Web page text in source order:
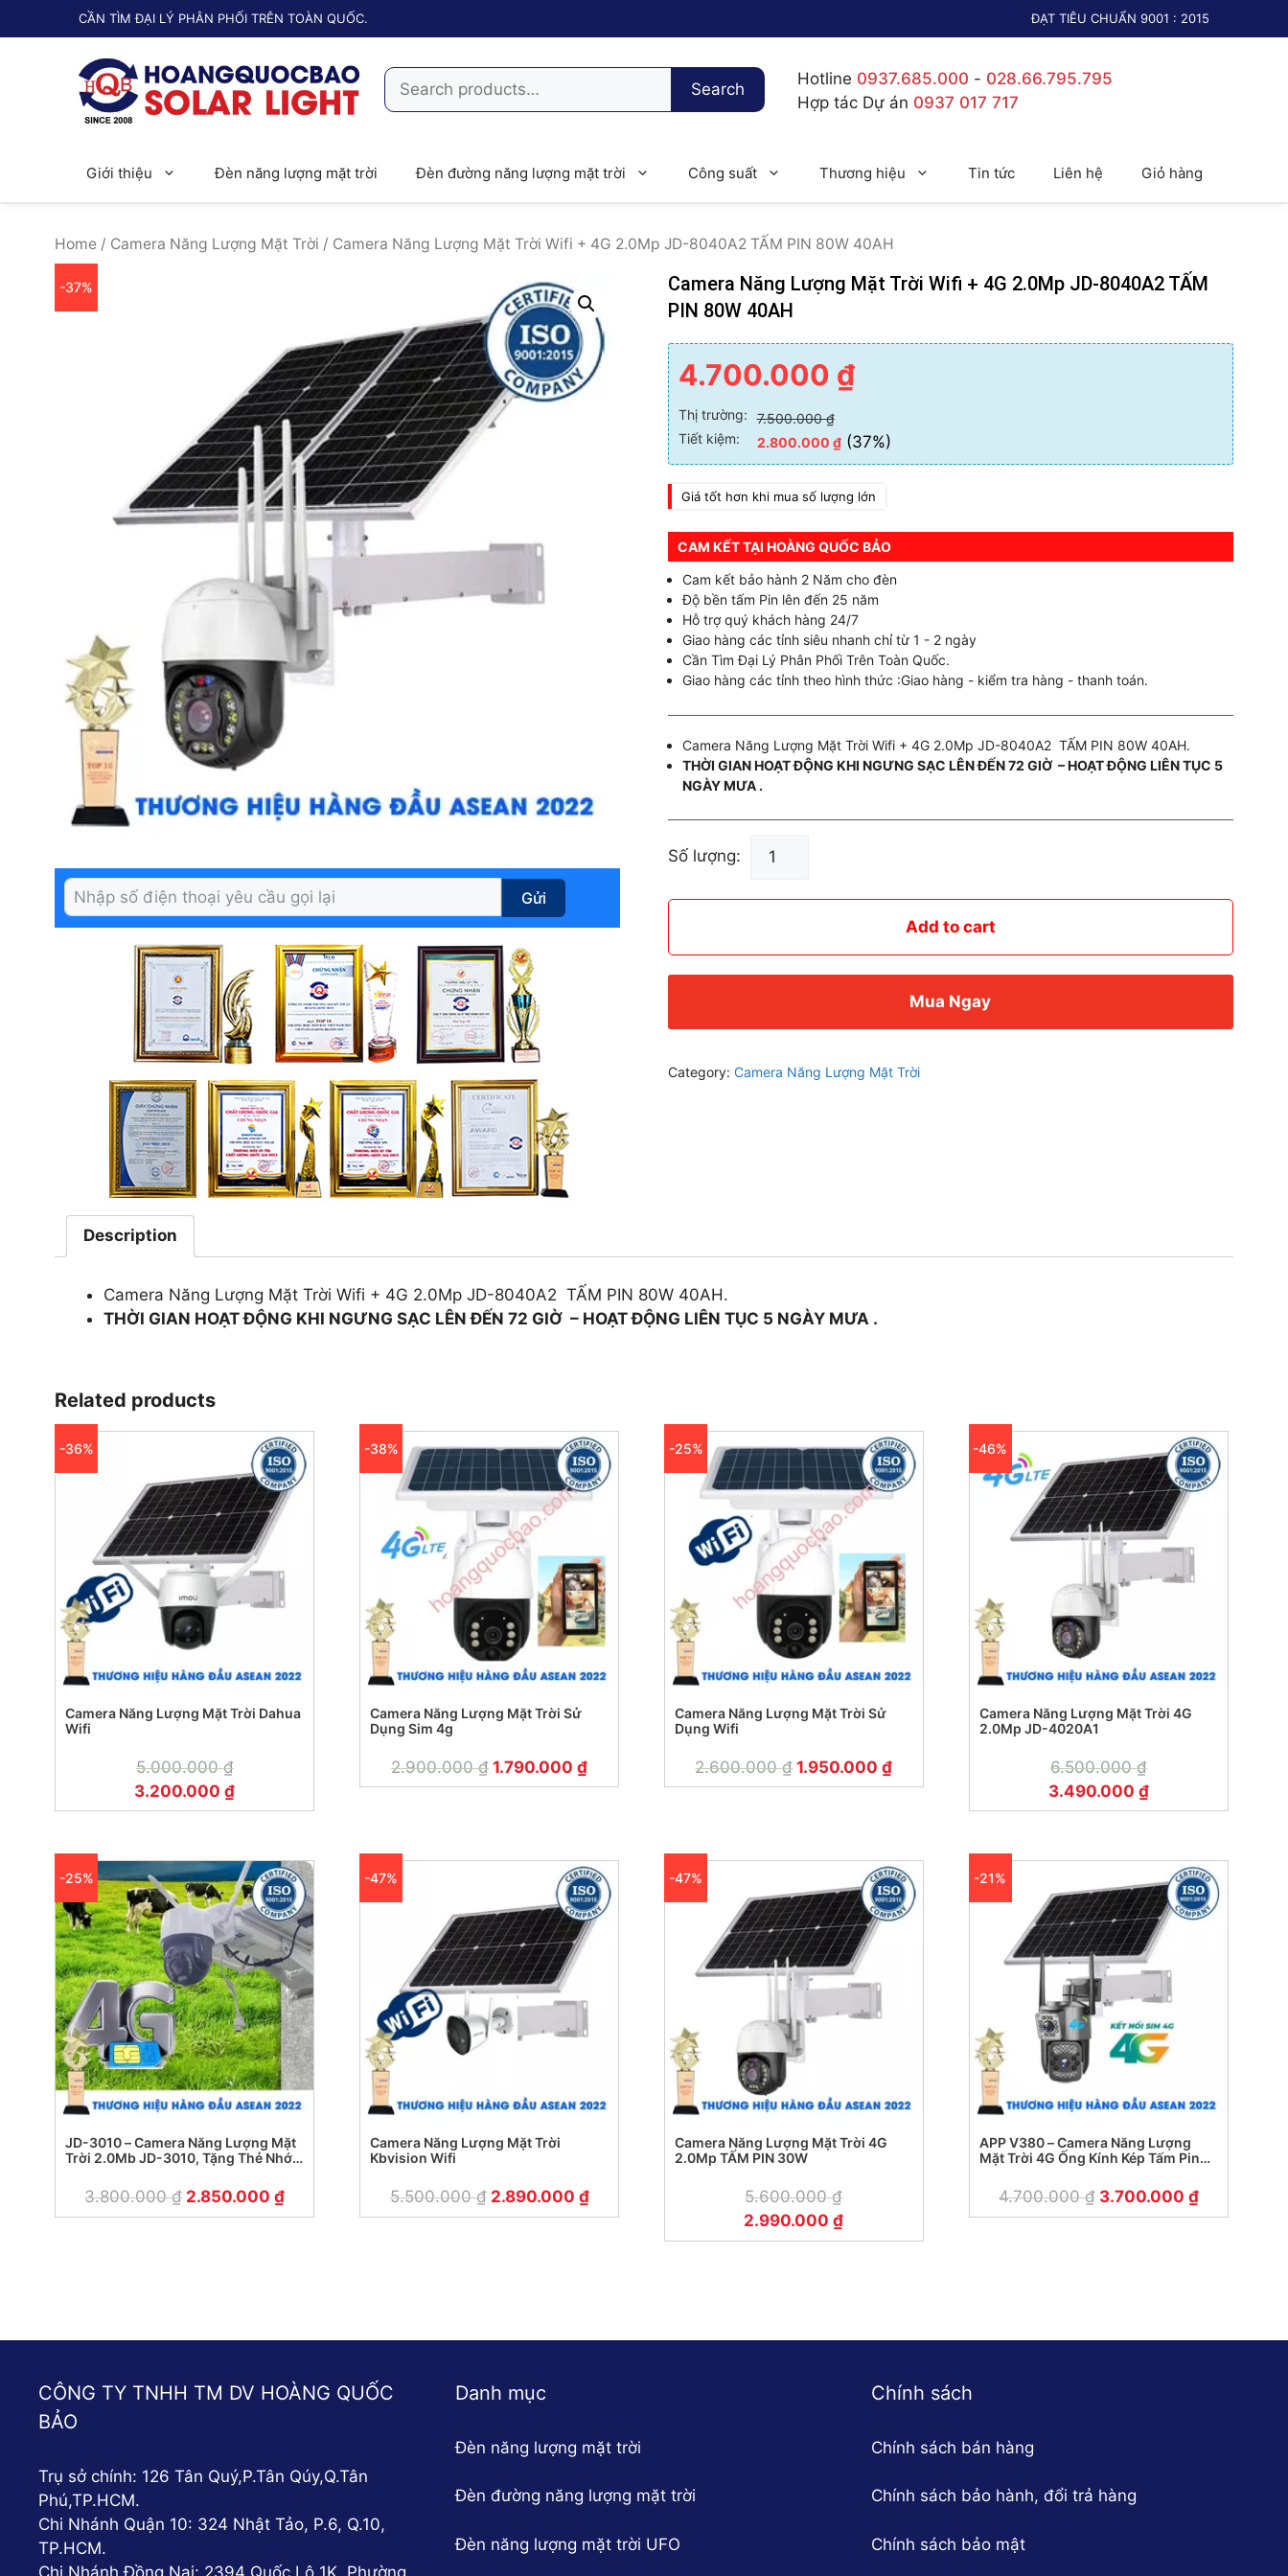
đến
ĐẠT TIÊU CHUẨN 9001 : 2015
CẦN TÌM ĐẠI LÝ PHÂN PHỐI TRÊN TOÀN QUỐC.
Search
for:
Search
Hotline 0937.685.000 - 028.66.795.795
Hợp tác Dự án 0937 017 717
Giới thiệu Đèn năng lượng mặt trời Đèn đường năng lượng mặt trời Công suất Thương hiệu Tin tức Liên hệ Giỏ hàng
Home / Camera Năng Lượng Mặt Trời / Camera Năng Lượng Mặt Trời Wifi + 4G 2.0Mp JD-8040A2 TẤM PIN 80W 40AH
-37%
Gửi
Camera Năng Lượng Mặt Trời Wifi + 4G 2.0Mp JD-8040A2 TẤM
PIN 80W 40AH
4.700.000 ₫
Thị trường: 7.500.000₫
Tiết kiệm:
2.800.000 ₫(37%)
Giá tốt hơn khi mua số lượng lớn
CAM KẾT TẠI HOÀNG QUỐC BẢO
Cam kết bảo hành 2 Năm cho đèn
Độ bền tấm Pin lên đến 25 năm
Hỗ trợ quý khách hàng 24/7
Giao hàng các tỉnh siêu nhanh chỉ từ 1 - 2 ngày
Cần Tìm Đại Lý Phân Phối Trên Toàn Quốc.
Giao hàng các tỉnh theo hình thức :Giao hàng - kiểm tra hàng - thanh toán.
Camera Năng Lượng Mặt Trời Wifi + 4G 2.0Mp JD-8040A2 TẤM PIN 80W 40AH.
THỜI GIAN HOẠT ĐỘNG KHI NGƯNG SẠC LÊN ĐẾN 72 GIỜ –HOẠT ĐỘNG LIÊN TỤC 5
NGÀY MƯA .
Số lượng:
Camera
Add to cart
Mua Ngay
Category: Camera Năng Lượng Mặt Trời
Description
Camera Năng Lượng Mặt Trời Wifi + 4G 2.0Mp JD-8040A2 TẤM PIN 80W 40AH.
THỜI GIAN HOẠT ĐỘNG KHI NGƯNG SẠC LÊN ĐẾN 72 GIỜ – HOẠT ĐỘNG LIÊN TỤC 5 NGÀY MƯA .
Related products
-36%
Camera Năng Lượng Mặt Trời Dahua
Wifi
5.000.000₫
3.200.000₫
-38%
Camera Năng Lượng Mặt Trời Sử
Dụng Sim 4g
2.900.000₫ 1.790.000₫
-25%
Camera Năng Lượng Mặt Trời Sử
Dụng Wifi
2.600.000₫ 1.950.000₫
-46%
Camera Năng Lượng Mặt Trời 4G
2.0Mp JD-4020A1
6.500.000₫
3.490.000 ₫
-25%
JD-3010 – Camera Năng Lượng Mặt
Trời 2.0Mb JD-3010, Tặng Thẻ Nhớ
3.800.000₫ 2.850.000₫
-47%
Camera Năng Lượng Mặt Trời
Kbvision Wifi
5.500.000₫ 2.890.000 ₫
-47%
Camera Năng Lượng Mặt Trời 4G
2.0Mp TẤM PIN 30W
5.600.000₫
2.990.000₫
-21%
APP V380 – Camera Năng Lượng
Mặt Trời 4G Ống Kính Kép Tấm Pin
4.700.000₫ 3.700.000 ₫
CÔNG TY TNHH TM DV HOÀNG QUỐC
BẢO
Trụ sở chính: 126 Tân Quý,P.Tân Qúy,Q.Tân
Phú,TP.HCM.
Chi Nhánh Quận 10: 324 Nhật Tảo, P.6, Q.10,
TP.HCM.
Chi Nhánh Đồng Nai: 2394 Quốc Lộ 1K, Phường
Danh mục
Đèn năng lượng mặt trời
Đèn đường năng lượng mặt trời
Đèn năng lượng mặt trời UFO
Chính sách
Chính sách bán hàng
Chính sách bảo hành, đổi trả hàng
Chính sách bảo mật